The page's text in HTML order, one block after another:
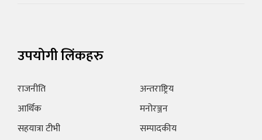
उपयोगी लिंकहरु
राजनीति
आर्थिक
सहयात्रा टीभी
अन्तराष्ट्रिय
मनोरञ्जन
सम्पादकीय